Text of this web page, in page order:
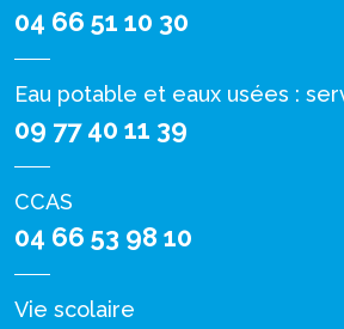
04 66 51 10 30
Eau potable et eaux usées :
09 77 40 11 39
CCAS
04 66 53 98 10
Vie scolaire